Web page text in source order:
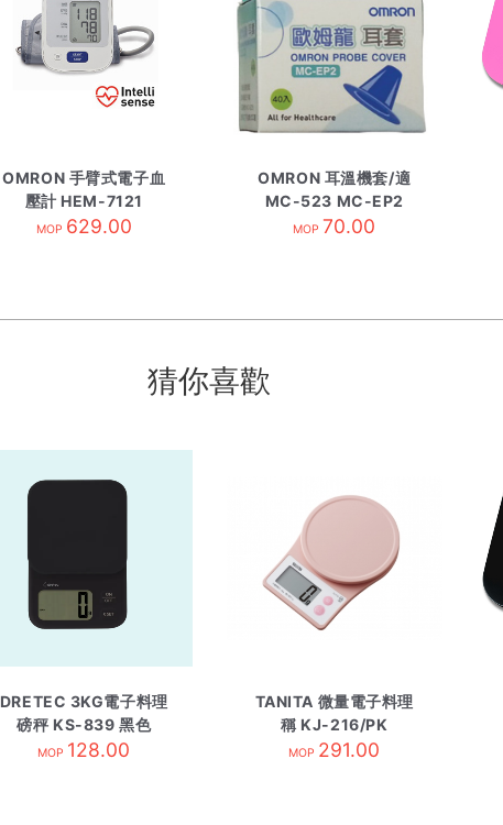
OMRON 手臂式電子血
壓計 HEM-7121
MOP 629.00
OMRON 耳溫機套/適
MC-523 MC-EP2
MOP 70.00
猜你喜歡
DRETEC 3KG電子料理
磅秤 KS-839 黑色
MOP 128.00
TANITA 微量電子料理
稱 KJ-216/PK
MOP 291.00